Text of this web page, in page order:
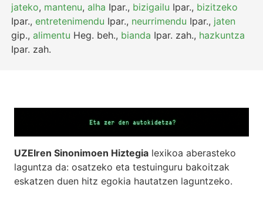
jateko, mantenu,alha Ipar., bizigailu Ipar., bizitzeko
Ipar.,entretenimendu Ipar., neurrimendu Ipar., jaten
gip.,alimentu Heg. beh., bianda Ipar. zah., hazkuntza
Ipar. zah.
UZEIren Sinonimoen Hiztegia lexikoa aberasteko
laguntza da: osatzeko eta testuinguru bakoitzak
eskatzen duen hitz egokia hautatzen laguntzeko.